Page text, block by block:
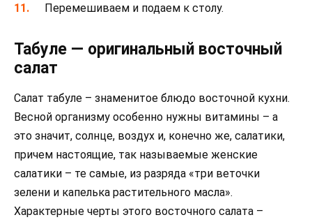
Перемешиваем и подаем к столу.
Табуле — оригинальный восточный
салат
Салат табуле – знаменитое блюдо восточной кухни.
Весной организму особенно нужны витамины – а
это значит, солнце, воздух и, конечно же, салатики,
причем настоящие, так называемые женские
салатики – те самые, из разряда «три веточки
зелени и капелька растительного масла».
Характерные черты этого восточного салата –